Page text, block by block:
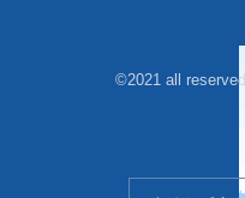
©2021 all reserved